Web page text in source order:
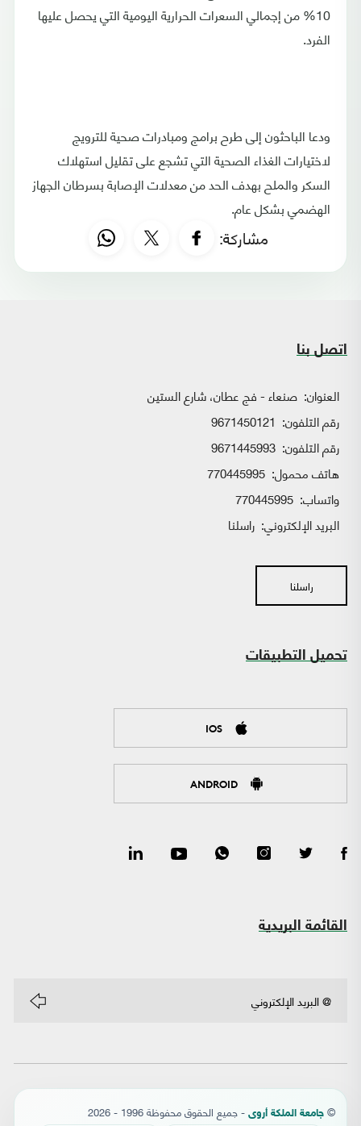
10% من إجمالي السعرات الحرارية اليومية التي يحصل عليها
الفرد.
ودعا الباحثون إلى طرح برامج ومبادرات صحية للترويج
لاختيارات الغذاء الصحية التي تشجع على تقليل استهلاك
السكر والملح بهدف الحد من معدلات الإصابة بسرطان الجهاز
الهضمي بشكل عام.
مشاركة:
اتصل بنا
العنوان: صنعاء - فج عطان، شارع الستين
رقم التلفون: 9671450121
رقم التلفون: 9671445993
هاتف محمول: 770445995
واتساب:
البريد الإلكتروني: راسلنا
راسلنا
تحميل التطبيقات
IOS
ANDROID
القائمة البريدية
© جامعة الملكة أروى - جميع الحقوق محفوظة 1996 - 2026